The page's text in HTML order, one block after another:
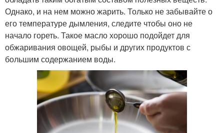
Однако, и на нем можно жарить. Только не забывайте о
его температуре дымления, следите чтобы оно не
начало гореть. Такое масло хорошо подойдет для
обжаривания овощей, рыбы и других продуктов с
большим содержанием воды.